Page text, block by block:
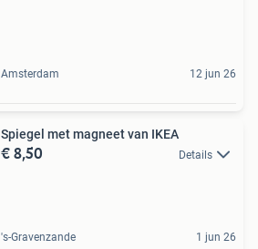
Amsterdam 12 jun 26
Spiegel met magneet van IKEA
€ 8,50 Details
's-Gravenzande 1 jun 26